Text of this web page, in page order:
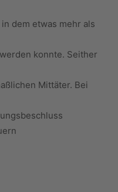
dem etwas mehr als
konnte. Seither
Mittäter. Bei